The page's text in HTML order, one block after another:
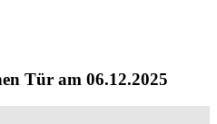
Tür am 06.12.2025